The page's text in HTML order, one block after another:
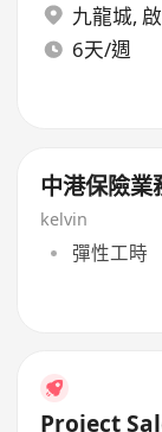
九龍城,
6天/週
中港保險業
kelvin
彈性工時
Project